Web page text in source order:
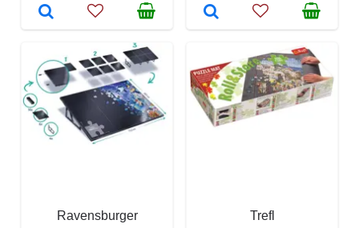
Ravensburger Trefl